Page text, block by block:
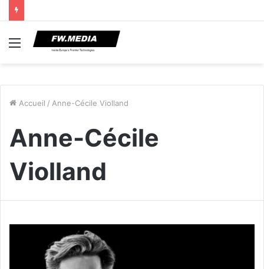
Menu
Accueil / Anne-Cécile Violland
Anne-Cécile
Violland